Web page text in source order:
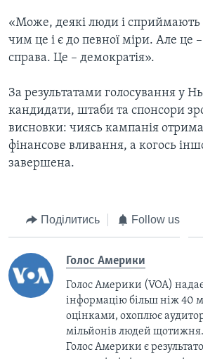
«Може, деякі люди і сприймають
чим це і є до певної міри. Але це
справа. Це – демократія».
За результатами голосування у
кандидати, штаби та спонсори
висновки: чиясь кампанія
фінансове вливання, а когось
завершена.
Поділитись Follow us
Голос Америки
Голос Америки (VOA)
інформацію більш ніж 40
оцінками, охоплює
мільйонів людей щотижня.
Голос Америки є